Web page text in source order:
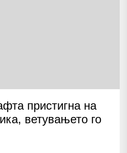
пристигна на
ветувањето го